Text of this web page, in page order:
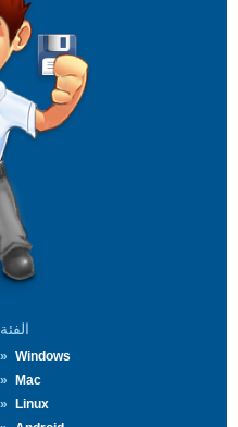
الفئة
Windows
Mac
Linux